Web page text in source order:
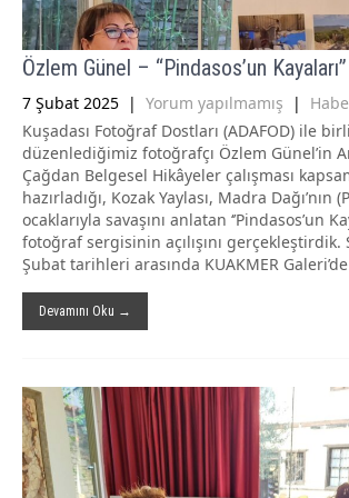
Özlem Günel – “Pindasos’un Kayaları”
7 Şubat 2025 | Yorum yapılmamış |
Kuşadası Fotoğraf Dostları (ADAFOD) ile
düzenlediğimiz fotoğrafçı Özlem Günel’in
Çağdan Belgesel Hikâyeler çalışması
hazırladığı, Kozak Yaylası, Madra Dağı’nın
ocaklarıyla savaşını anlatan ‘’Pindasos’un
fotoğraf sergisinin açılışını gerçekleştirdik.
Şubat tarihleri arasında KUAKMER
Devamını Oku →